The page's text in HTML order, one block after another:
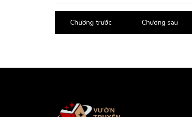
Chương trước Chương sau